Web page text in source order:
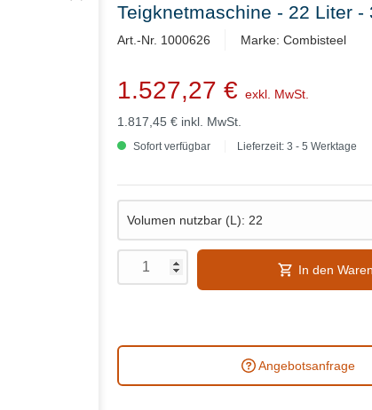
Teigknetmaschine - 22 Liter
Art.-Nr. 1000626 Marke: Combisteel
1.527,27 € exkl. MwSt.
1.817,45 € inkl. MwSt.
Sofort verfügbar Lieferzeit: 3 - 5 Werktage
In den
Angebotsanfrage